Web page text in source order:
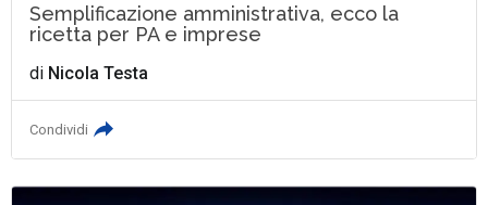
Semplificazione amministrativa, ecco la
ricetta per PA e imprese
di Nicola Testa
Condividi